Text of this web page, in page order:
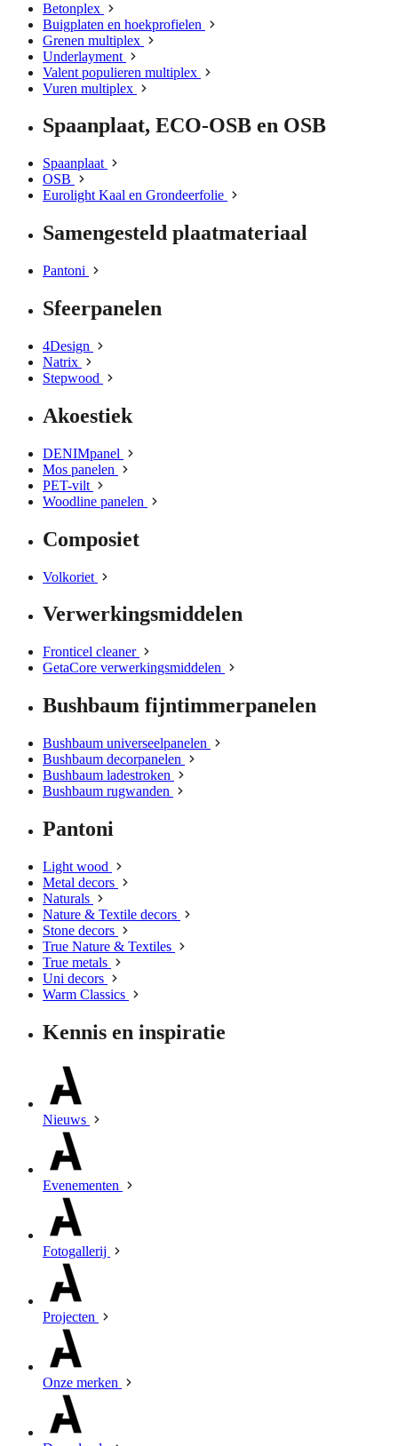
Betonplex
Buigplaten en hoekprofielen
Grenen multiplex
Underlayment
Valent populieren multiplex
Vuren multiplex
Spaanplaat, ECO-OSB en OSB
Spaanplaat
OSB
Eurolight Kaal en Grondeerfolie
Samengesteld plaatmateriaal
Pantoni
Sfeerpanelen
4Design
Natrix
Stepwood
Akoestiek
DENIMpanel
Mos panelen
PET-vilt
Woodline panelen
Composiet
Volkoriet
Verwerkingsmiddelen
Fronticel cleaner
GetaCore verwerkingsmiddelen
Bushbaum fijntimmerpanelen
Bushbaum universeelpanelen
Bushbaum decorpanelen
Bushbaum ladestroken
Bushbaum rugwanden
Pantoni
Light wood
Metal decors
Naturals
Nature & Textile decors
Stone decors
True Nature & Textiles
True metals
Uni decors
Warm Classics
Kennis en inspiratie
Nieuws
Evenementen
Fotogallerij
Projecten
Onze merken